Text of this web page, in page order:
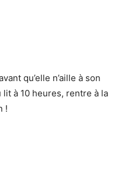
qu’elle n’aille à son
lit à 10 heures, rentre à la
!